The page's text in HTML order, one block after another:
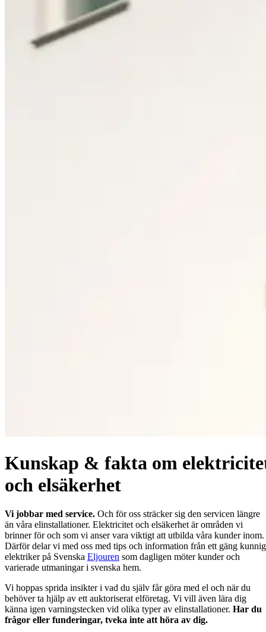
Kunskap & fakta om
och elsäkerhet
Vi jobbar med service. Och för oss sträcker sig den servicen längre
än våra elinstallationer. Elektricitet och elsäkerhet är områden vi
brinner för och som vi anser vara viktigt att utbilda våra kunder inom.
Därför delar vi med oss med tips och information från ett gäng
elektriker på Svenska Eljouren som dagligen möter kunder och
varierade utmaningar i svenska hem.
Vi hoppas sprida insikter i vad du själv får göra med el och när du
behöver ta hjälp av ett auktoriserat elföretag. Vi vill även lära dig
känna igen varningstecken vid olika typer av elinstallationer. Har du
frågor eller funderingar, tveka inte att höra av dig.